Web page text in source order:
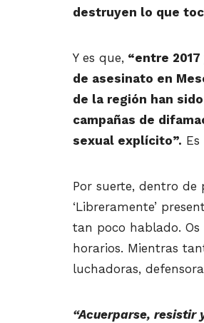
destruyen lo que
Y es que, “entre
de asesinato en
de la región han
campañas de
sexual explícito”.
Por suerte, dentro de
‘Libreramente’
tan poco hablado.
horarios. Mientras
luchadoras,
“Acuerparse, resistir